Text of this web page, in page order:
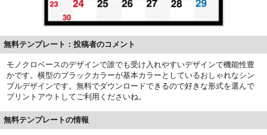
無料テンプレート：投稿者のコメント
モノクロベースのデザインで誰でも受け入れやすいデザインで機能性豊
かです。横型のブラックカラーが基本カラーとしているおしゃれなシン
プルデザインです。無料でダウンロードできるので好きな形式を選んで
プリントアウトしてご利用くださいね。
無料テンプレートの情報